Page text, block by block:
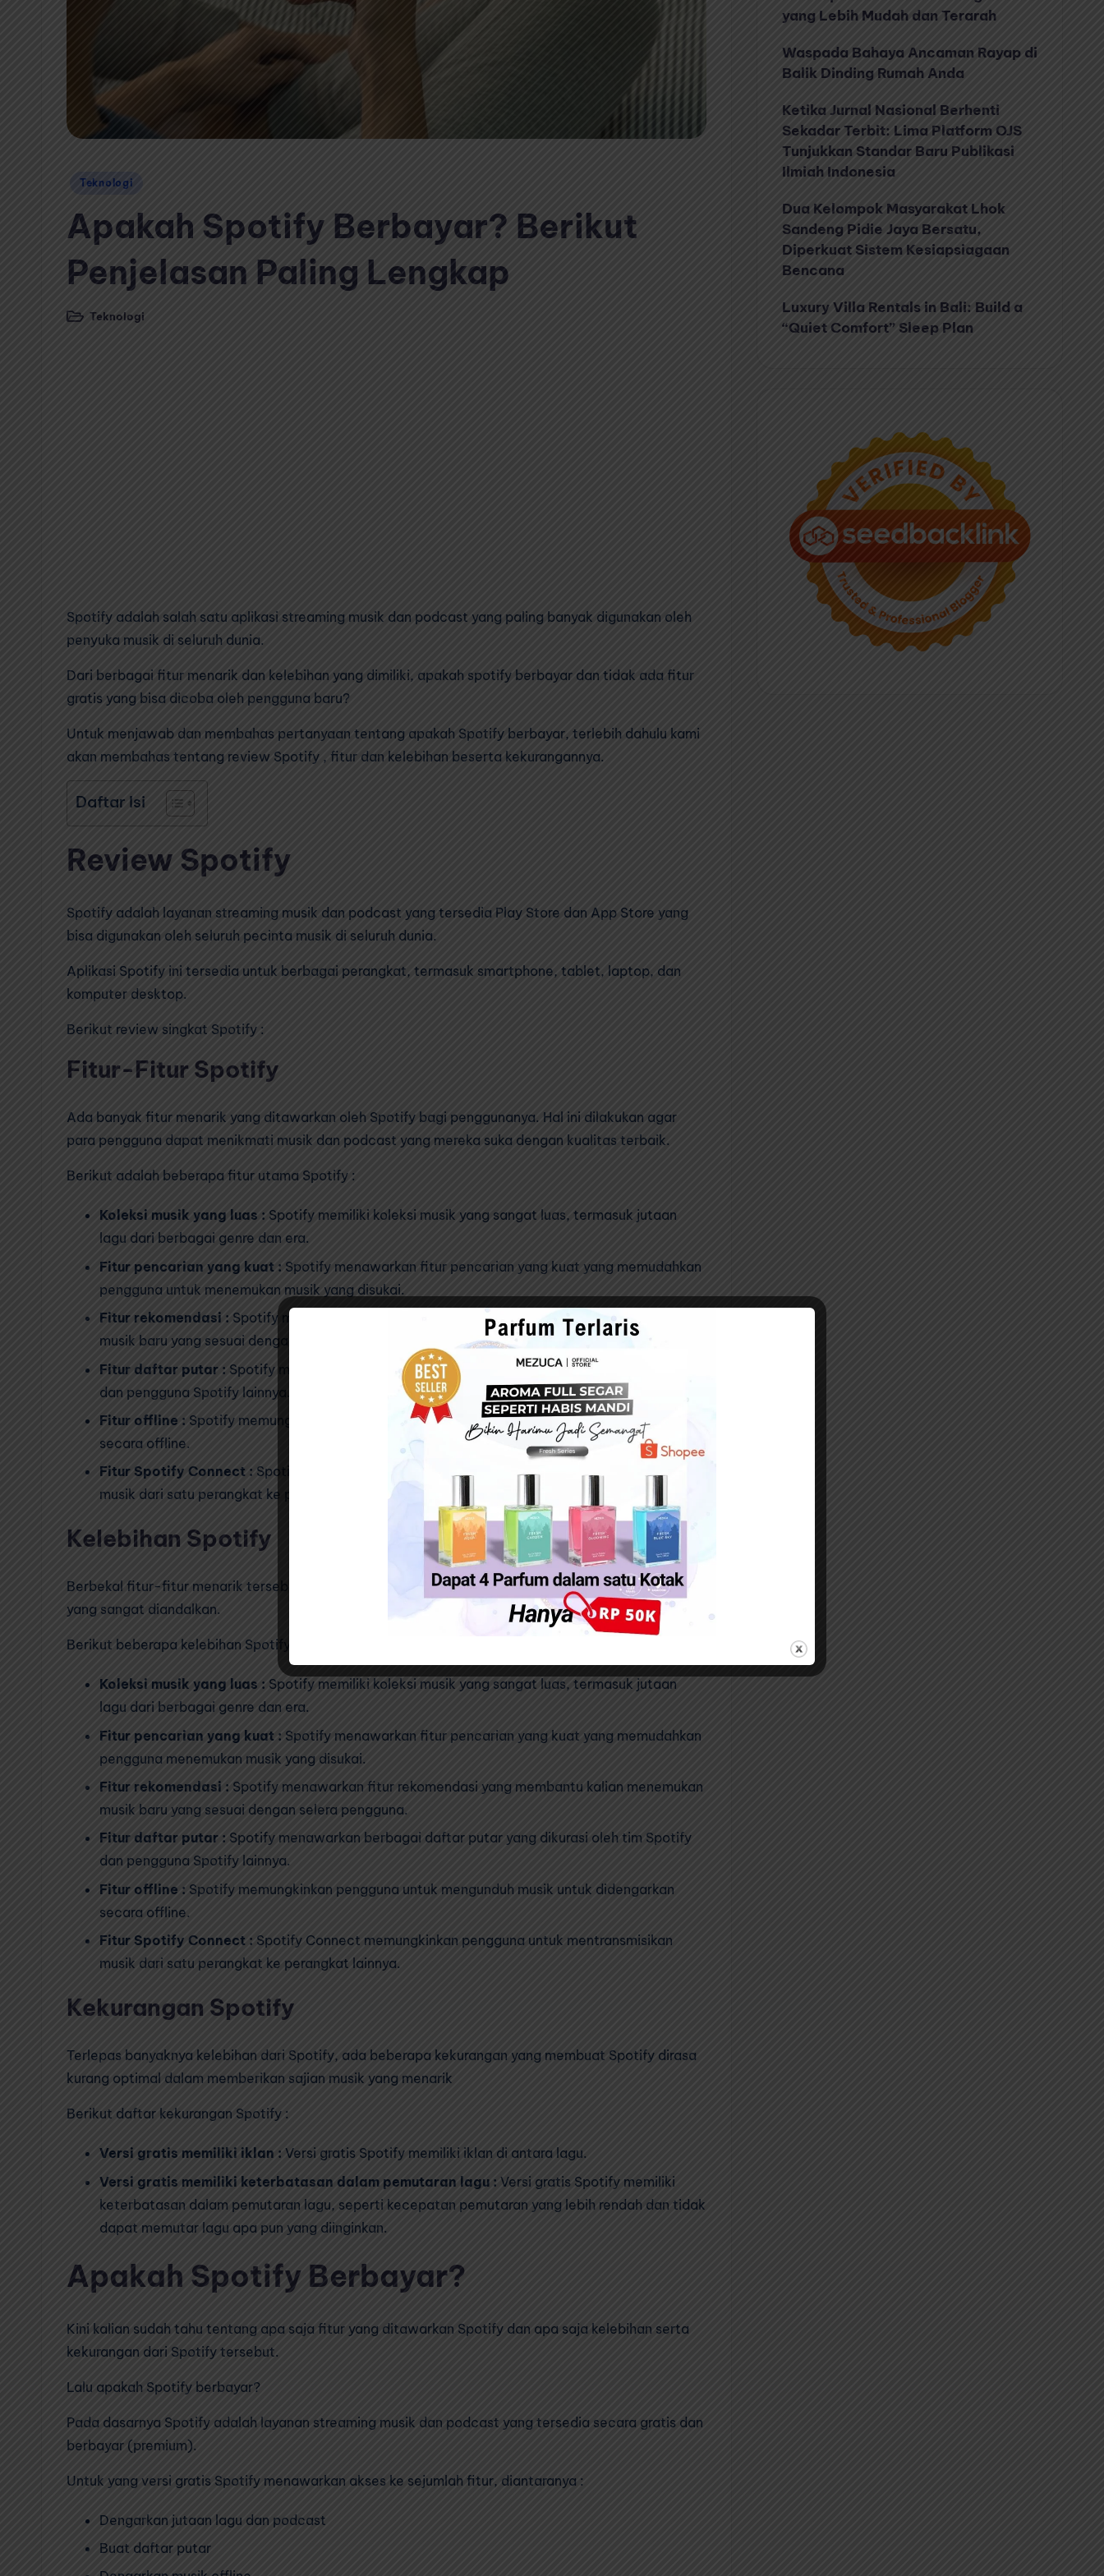
Posted
Teknologi
Apakah Spotify Berbayar? Berikut
Penjelasan Paling Lengkap
PostedTeknologi
Spotify adalah salah satu aplikasi streaming musik dan podcast yang paling banyak digunakan oleh
penyuka musik di seluruh dunia.
Dari berbagai fitur menarik dan kelebihan yang dimiliki, apakah spotify berbayar dan tidak ada fitur
gratis yang bisa dicoba oleh pengguna baru?
Untuk menjawab dan membahas pertanyaan tentang apakah Spotify berbayar, terlebih dahulu kami
akan membahas tentang review Spotify , fitur dan kelebihan beserta kekurangannya.
Daftar Isi
Review Spotify
Spotify adalah layanan streaming musik dan podcast yang tersedia Play Store dan App Store yang
bisa digunakan oleh seluruh pecinta musik di seluruh dunia.
Aplikasi Spotify ini tersedia untuk berbagai perangkat, termasuk smartphone, tablet, laptop, dan
komputer desktop.
Berikut review singkat Spotify :
Fitur-Fitur Spotify
Ada banyak fitur menarik yang ditawarkan oleh Spotify bagi penggunanya. Hal ini dilakukan agar
para pengguna dapat menikmati musik dan podcast yang mereka suka dengan kualitas terbaik.
Berikut adalah beberapa fitur utama Spotify :
Koleksi musik yang luas : Spotify memiliki koleksi musik yang sangat luas, termasuk jutaan
lagu dari berbagai genre dan era.
Fitur pencarian yang kuat : Spotify menawarkan fitur pencarian yang kuat yang memudahkan
pengguna untuk menemukan musik yang disukai.
Fitur rekomendasi : Spotify menawarkan fitur rekomendasi yang membantu kalian menemukan
musik baru yang sesuai dengan selera pengguna.
Fitur daftar putar : Spotify menawarkan berbagai daftar putar yang dikurasi oleh tim Spotify
dan pengguna Spotify lainnya.
Fitur offline : Spotify memungkinkan pengguna untuk mengunduh musik untuk didengarkan
secara offline.
Fitur Spotify Connect : Spotify Connect memungkinkan pengguna untuk mentransmisikan
musik dari satu perangkat ke perangkat lainnya.
Kelebihan Spotify
Berbekal fitur-fitur menarik tersebut, tidak menutup kemungkinan bahwa Spotify memiliki kelebihan
yang sangat diandalkan.
Berikut beberapa kelebihan Spotify :
Koleksi musik yang luas : Spotify memiliki koleksi musik yang sangat luas, termasuk jutaan
lagu dari berbagai genre dan era.
Fitur pencarian yang kuat : Spotify menawarkan fitur pencarian yang kuat yang memudahkan
pengguna menemukan musik yang disukai.
Fitur rekomendasi : Spotify menawarkan fitur rekomendasi yang membantu kalian menemukan
musik baru yang sesuai dengan selera pengguna.
Fitur daftar putar : Spotify menawarkan berbagai daftar putar yang dikurasi oleh tim Spotify
dan pengguna Spotify lainnya.
Fitur offline : Spotify memungkinkan pengguna untuk mengunduh musik untuk didengarkan
secara offline.
Fitur Spotify Connect : Spotify Connect memungkinkan pengguna untuk mentransmisikan
musik dari satu perangkat ke perangkat lainnya.
Kekurangan Spotify
Terlepas banyaknya kelebihan dari Spotify, ada beberapa kekurangan yang membuat Spotify dirasa
kurang optimal dalam memberikan sajian musik yang menarik
Berikut daftar kekurangan Spotify :
Versi gratis memiliki iklan : Versi gratis Spotify memiliki iklan di antara lagu.
Versi gratis memiliki keterbatasan dalam pemutaran lagu : Versi gratis Spotify memiliki
keterbatasan dalam pemutaran lagu, seperti kecepatan pemutaran yang lebih rendah dan tidak
dapat memutar lagu apa pun yang diinginkan.
Apakah Spotify Berbayar?
Kini kalian sudah tahu tentang apa saja fitur yang ditawarkan Spotify dan apa saja kelebihan serta
kekurangan dari Spotify tersebut.
Lalu apakah Spotify berbayar?
Pada dasarnya Spotify adalah layanan streaming musik dan podcast yang tersedia secara gratis dan
berbayar (premium).
Untuk yang versi gratis Spotify menawarkan akses ke sejumlah fitur, diantaranya :
Dengarkan jutaan lagu dan podcast
Buat daftar putar
yang Lebih Mudah dan Terarah
Waspada Bahaya Ancaman Rayap di
Balik Dinding Rumah Anda
Ketika Jurnal Nasional Berhenti
Sekadar Terbit: Lima Platform OJS
Tunjukkan Standar Baru Publikasi
Ilmiah Indonesia
Dua Kelompok Masyarakat Lhok
Sandeng Pidie Jaya Bersatu,
Diperkuat Sistem Kesiapsiagaan
Bencana
Luxury Villa Rentals in Bali: Build a
“Quiet Comfort” Sleep Plan